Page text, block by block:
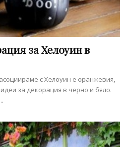
за Хелоуин в
с Хелоуин е оранжевия,
за декорация в черно и бяло.